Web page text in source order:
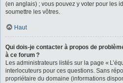
(en anglais) ; vous pouvez y voter pour les
soumettre les vôtres.
Haut
Qui dois-je contacter à propos de
à ce forum ?
Les administrateurs listés sur la page «
interlocuteurs pour ces questions. Sans
propriétaire du domaine (informations